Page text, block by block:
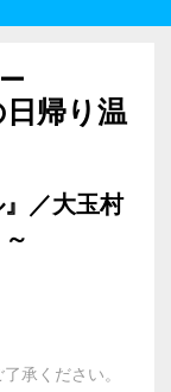
帰り温
／大玉村
承ください。